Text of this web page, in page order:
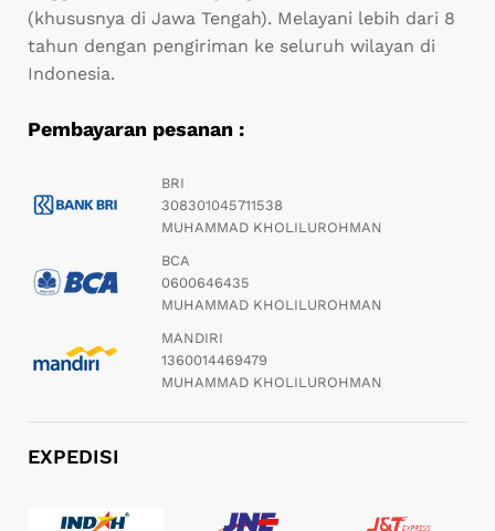
(khususnya di Jawa Tengah). Melayani lebih dari 8
tahun dengan pengiriman ke seluruh wilayan di
Indonesia.
Pembayaran pesanan :
BRI
308301045711538
MUHAMMAD KHOLILUROHMAN
BCA
0600646435
MUHAMMAD KHOLILUROHMAN
MANDIRI
1360014469479
MUHAMMAD KHOLILUROHMAN
EXPEDISI